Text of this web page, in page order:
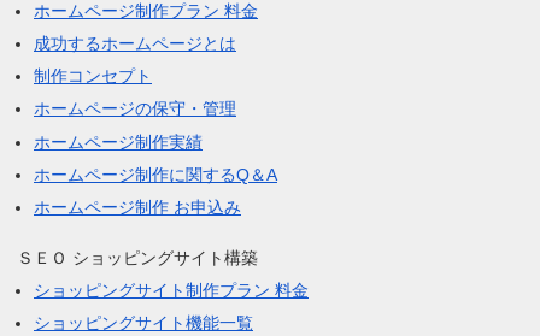
ホームページ制作プラン 料金
成功するホームページとは
制作コンセプト
ホームページの保守・管理
ホームページ制作実績
ホームページ制作に関するQ＆A
ホームページ制作 お申込み
ＳＥＯ ショッピングサイト構築
ショッピングサイト制作プラン 料金
ショッピングサイト機能一覧